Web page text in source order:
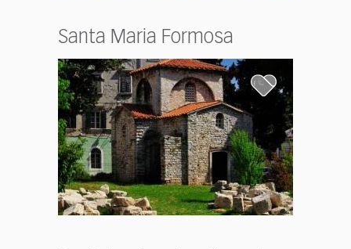
Santa Maria Formosa